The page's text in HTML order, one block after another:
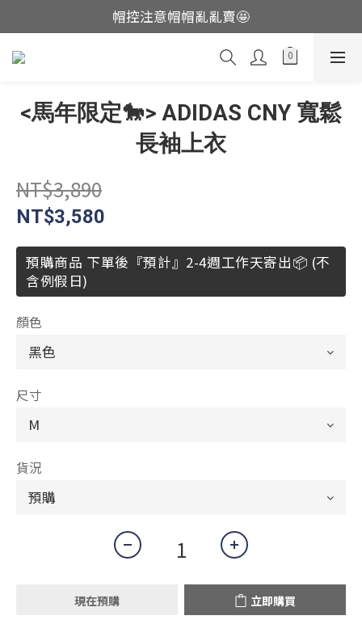
這裡現貨不用等👟
帽控注意帽帽亂亂賣🤩
這裡現貨不用等👟
<馬年限定🐎> ADIDAS CNY 寬鬆
長袖上衣
NT$3,890
NT$3,580
預購商品 下單後『預計』2-4週工作天寄出📦 (不
含例假日)
顏色
尺寸
貨況
現在預購 立即購買